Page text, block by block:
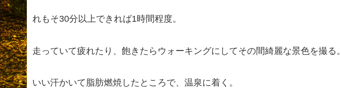
れもそ30分以上できれば1時間程度。
走っていて疲れたり、飽きたらウォーキングにしてその間綺麗な景色を撮る。
いい汗かいて脂肪燃焼したところで、温泉に着く。